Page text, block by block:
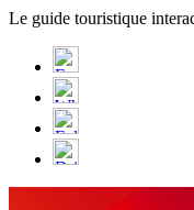
Panneau de gestion des
Le guide touristique